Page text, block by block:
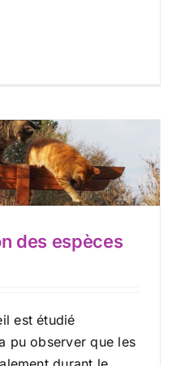
des espèces
est étudié
pu observer que les